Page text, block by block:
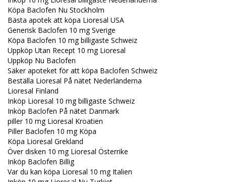
Köpa Baclofen Nu Stockholm
Bästa apotek att köpa Lioresal USA
Generisk Baclofen 10 mg Sverige
Köpa Baclofen 10 mg billigaste Schweiz
Uppköp Utan Recept 10 mg Lioresal
Uppköp Nu Baclofen
Säker apoteket för att köpa Baclofen Schweiz
Beställa Lioresal På nätet Nederländerna
Lioresal Finland
Inköp Lioresal 10 mg billigaste Schweiz
Inköp Baclofen På nätet Danmark
piller 10 mg Lioresal Kroatien
Piller Baclofen 10 mg Köpa
Köpa Lioresal Grekland
Över disken 10 mg Lioresal Österrike
Inköp Baclofen Billig
Var du kan köpa Lioresal 10 mg Italien